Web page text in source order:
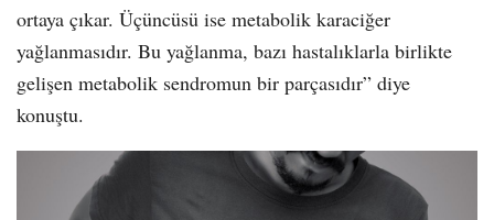
ortaya çıkar. Üçüncüsü ise metabolik karaciğer
yağlanmasıdır. Bu yağlanma, bazı hastalıklarla birlikte
gelişen metabolik sendromun bir parçasıdır” diye
konuştu.